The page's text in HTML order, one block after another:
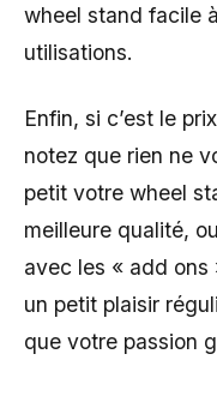
wheel stand facile
utilisations.
Enfin, si c’est le
notez que rien ne
petit votre wheel
meilleure qualité,
avec les « add ons
un petit plaisir
que votre passion